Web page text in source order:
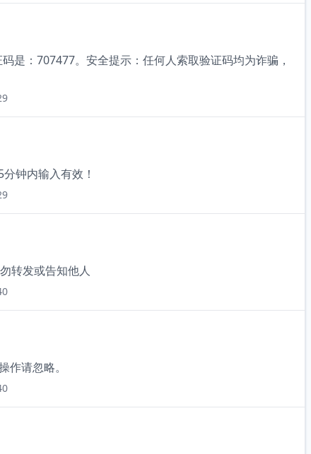
是：707477。安全提示：任何人索取验证码均为诈骗，
钟内输入有效！
转发或告知他人
作请忽略。